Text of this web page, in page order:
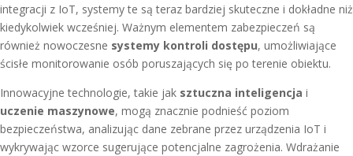
integracji z IoT, systemy te są teraz bardziej skuteczne i dokładne niż
kiedykolwiek wcześniej. Ważnym elementem zabezpieczeń są
również nowoczesne systemy kontroli dostępu, umożliwiające
ścisłe monitorowanie osób poruszających się po terenie obiektu.
Innowacyjne technologie, takie jak sztuczna inteligencja i
uczenie maszynowe, mogą znacznie podnieść poziom
bezpieczeństwa, analizując dane zebrane przez urządzenia IoT i
wykrywając wzorce sugerujące potencjalne zagrożenia. Wdrażanie